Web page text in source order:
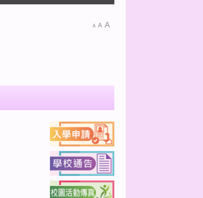
A A A